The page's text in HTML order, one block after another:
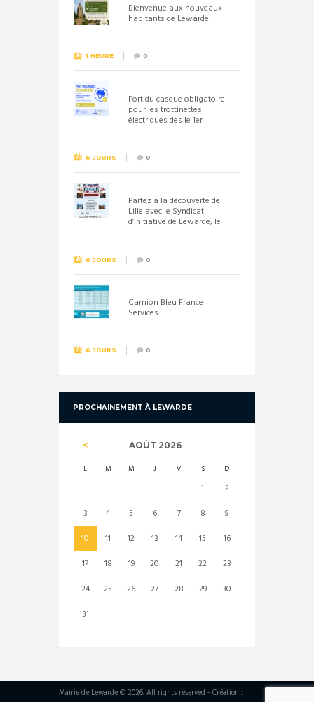
Bienvenue aux nouveaux
habitants de Lewarde !
1 HEURE 0
Port du casque obligatoire
pour les trottinettes
électriques dès le 1er
6 JOURS 0
Partez à la découverte de
Lille avec le Syndicat
d’initiative de Lewarde, le
6 JOURS 0
Camion Bleu France
Services
6 JOURS 0
PROCHAINEMENT À LEWARDE
AOÛT 2026
L M M J V S D
1
2
3
4 5 6 7 8
9
10
11 12 13 14 15
16
17
18 19 20 21 22
23
24
25 26 27 28 29
30
31
Mairie de Lewarde © 2026. All rights reserved - Création :